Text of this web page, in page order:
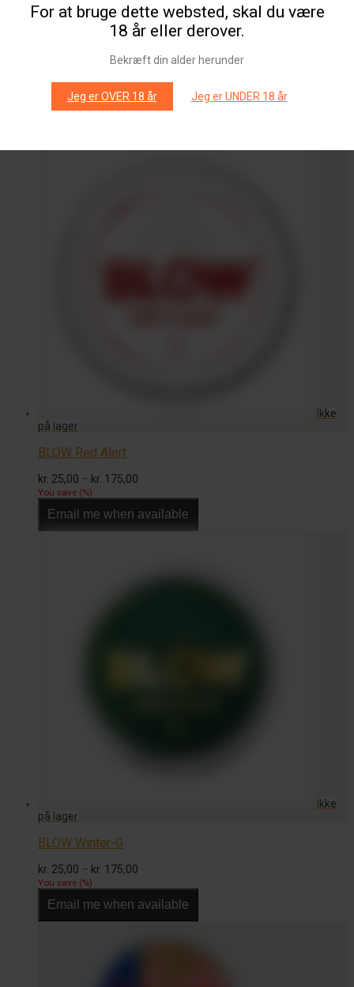
For at bruge dette websted, skal du være
18 år eller derover.
Bekræft din alder herunder
Jeg er OVER 18 år Jeg er UNDER 18 år
BLOW Icy Green
kr. 25,00
til
You save(%)
BLOW Red Alert
kr. 25,00 – kr. 175,00
kr. 175,00
You save (%)
Email me when available
BLOW Winter-G
kr. 25,00 – kr. 175,00
kr. 175,00
You save (%)
Email me when available